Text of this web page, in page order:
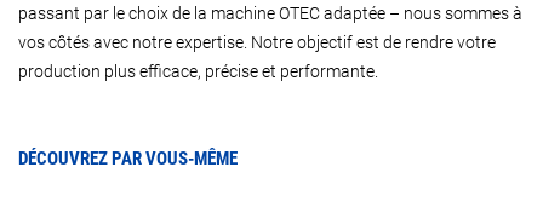
passant par le choix de la machine OTEC adaptée – nous sommes à
vos côtés avec notre expertise. Notre objectif est de rendre votre
production plus efficace, précise et performante.
DÉCOUVREZ PAR VOUS-MÊME